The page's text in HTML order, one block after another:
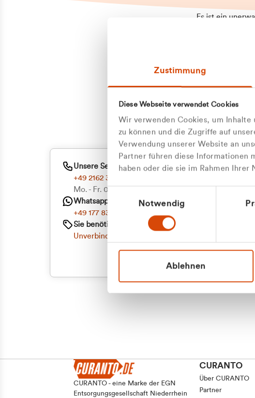
Zustimmung
Diese Webseite verwendet Cookies
Wir verwenden Cookies, um Inhalte
zu können und die Zugriffe auf
Verwendung unserer Website an
Partner führen diese Informationen
haben oder die sie im Rahmen
Einwilligungsauswahl
Notwendig
Ablehnen
Zu
Privatkunde
Geschäftskunde
Es ist ein
aufgetretenen
Zum
Oder
Unsere Service-Hotline
+49 2162 3769000
Mo. - Fr. 08.00 - 16:30 Uhr
Whatsapp
+49 177 8376058
Sie benötigen ein individuelles Angebot?
Unverbindliche Anfrage stellen
CURANTO - eine Marke der EGN
Entsorgungsgesellschaft Niederrhein
CURANTO
Über CURANTO
Partner